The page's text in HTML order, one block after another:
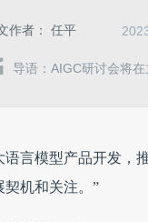
作者： 任平
导语：AIGC研讨会将在
言模型产品开发，
机和关注。”